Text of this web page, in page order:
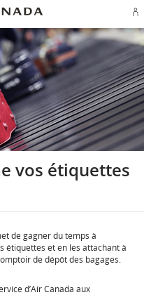
ou
un
vos étiquettes
de gagner du temps à
étiquettes et en les attachant à
de dépôt des bagages.
d’Air Canada aux